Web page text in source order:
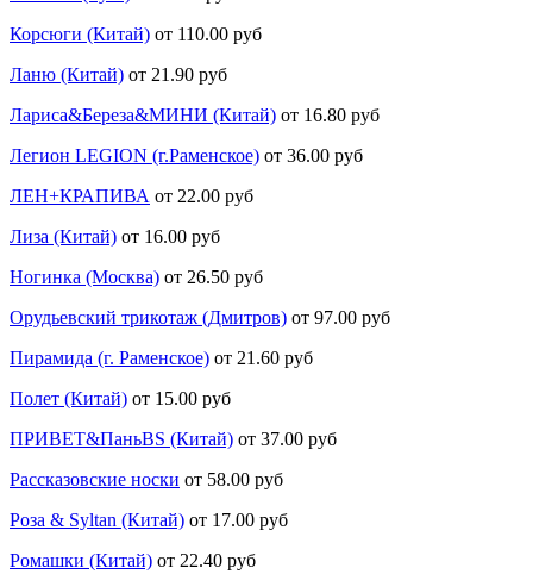
Корсюги (Китай) от 110.00 руб
Ланю (Китай) от 21.90 руб
Лариса&Береза&МИНИ (Китай) от 16.80 руб
Легион LEGION (г.Раменское) от 36.00 руб
ЛЕН+КРАПИВА от 22.00 руб
Лиза (Китай) от 16.00 руб
Ногинка (Москва) от 26.50 руб
Орудьевский трикотаж (Дмитров) от 97.00 руб
Пирамида (г. Раменское) от 21.60 руб
Полет (Китай) от 15.00 руб
ПРИВЕТ&ПаньBS (Китай) от 37.00 руб
Рассказовские носки от 58.00 руб
Роза & Syltan (Китай) от 17.00 руб
Ромашки (Китай) от 22.40 руб